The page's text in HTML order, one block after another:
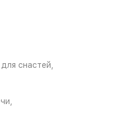
снастей,